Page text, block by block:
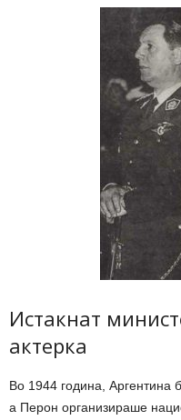
Истакнат
актерка
Во 1944 година, Аргентина
а Перон организираше